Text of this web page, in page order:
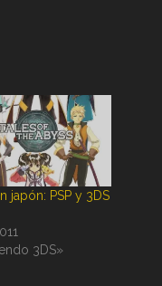
japón: PSP y 3DS
3DS»